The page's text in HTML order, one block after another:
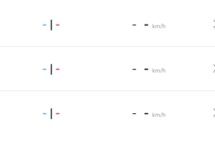
- | - - - km/h
- | - - - km/h
- | - - - km/h